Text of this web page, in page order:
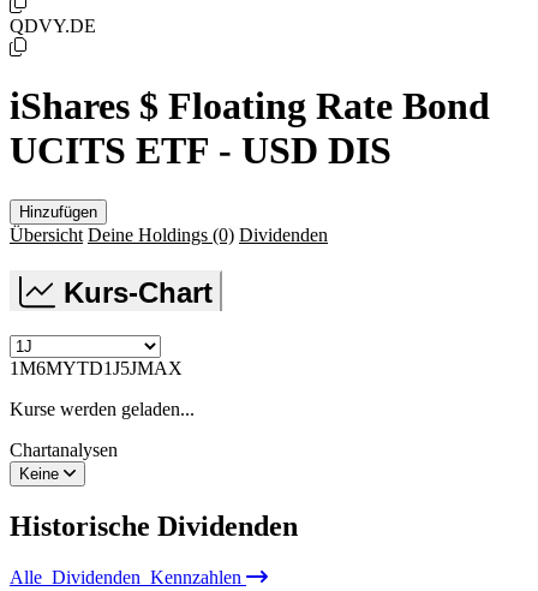
QDVY.DE
iShares $ Floating Rate Bond
UCITS ETF - USD DIS
Hinzufügen
Übersicht Deine Holdings (0) Dividenden
Kurs-Chart
1M6MYTD1J5JMAX
Kurse werden geladen...
Chartanalysen
Keine
Historische Dividenden
Alle Dividenden Kennzahlen